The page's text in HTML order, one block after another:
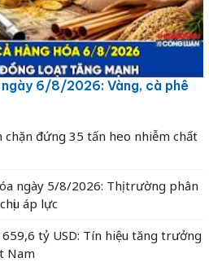
6/8/2026: Vàng, cà phê
chặn đứng 35 tấn heo nhiễm chất
ngày 5/8/2026: Thị trường phân
áp lực
tỷ USD: Tín hiệu tăng trưởng
Nam